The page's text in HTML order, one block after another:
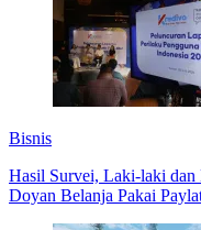
Bisnis
Hasil Survei, Laki-laki dan
Doyan Belanja Pakai